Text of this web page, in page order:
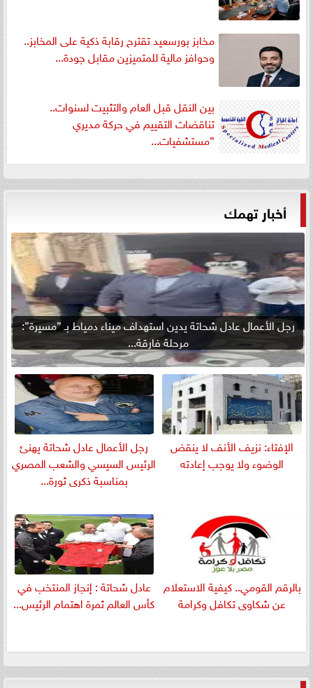
مخابز بورسعيد تقترح رقابة ذكية على المخابز..
وحوافز مالية للمتميزين مقابل جودة...
بين النقل قبل العام والتثبيت لسنوات..
تناقضات التقييم في حركة مديري
”مستشفيات...
أخبار تهمك
رجل الأعمال عادل شحاتة يدين استهداف ميناء دمياط بـ ”مسيرة”:
مرحلة فارقة...
الإفتاء: نزيف الأنف لا ينقض
الوضوء ولا يوجب إعادته
رجل الأعمال عادل شحاتة يهنئ
الرئيس السيسي والشعب المصري
بمناسبة ذكرى ثورة...
بالرقم القومي.. كيفية الاستعلام
عن شكاوى تكافل وكرامة
عادل شحاتة : إنجاز المنتخب في
كأس العالم ثمرة اهتمام الرئيس...